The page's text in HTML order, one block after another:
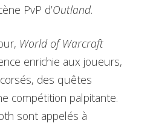
PvP d’Outland.
World of Warcraft
enrichie aux joueurs,
des quêtes
compétition palpitante.
sont appelés à